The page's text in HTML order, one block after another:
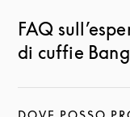
FAQ
di cuffie